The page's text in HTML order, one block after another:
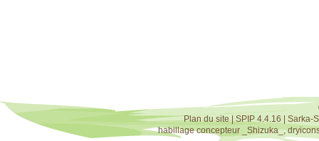
Plan du site|SPIP 4.4.16
Sarka-
habillage concepteur
_Shizuka_,